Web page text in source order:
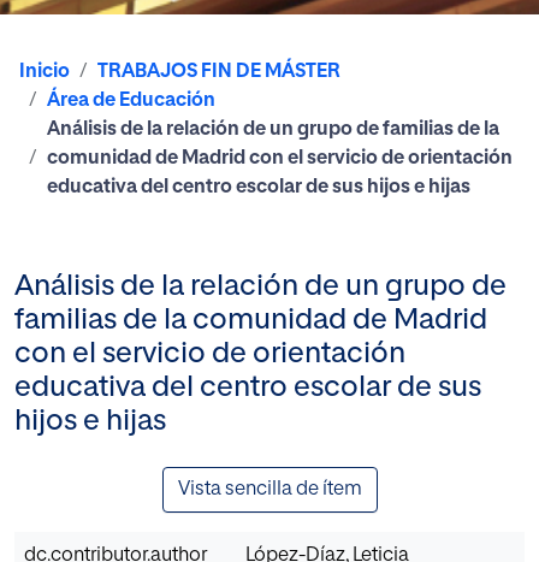
Inicio
TRABAJOS FIN DE MÁSTER
Área de Educación
Análisis de la relación de un grupo de familias de la
comunidad de Madrid con el servicio de orientación
educativa del centro escolar de sus hijos e hijas
Análisis de la relación de un grupo de
familias de la comunidad de Madrid
con el servicio de orientación
educativa del centro escolar de sus
hijos e hijas
Vista sencilla de ítem
dc.contributor.author López-Díaz, Leticia